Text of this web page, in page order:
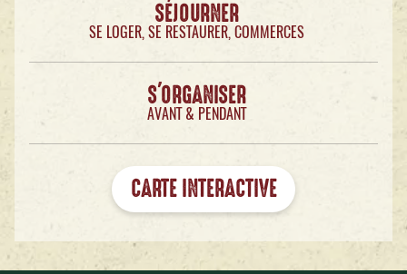
SÉJOURNER
SE LOGER, SE RESTAURER, COMMERCES
S'ORGANISER
AVANT & PENDANT
CARTE INTERACTIVE